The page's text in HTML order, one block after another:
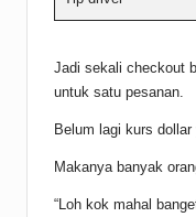
Jadi sekali checkout
untuk satu pesanan.
Belum lagi kurs dollar
Makanya banyak
“Loh kok mahal